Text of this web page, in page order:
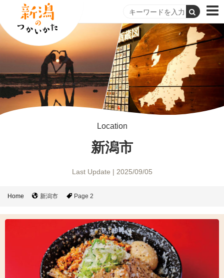
Location
新潟市
Last Update | 2025/09/05
Home 新潟市 Page 2